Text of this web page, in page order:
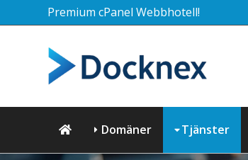
Premium cPanel Webbhotell!
Domäner Tjänster